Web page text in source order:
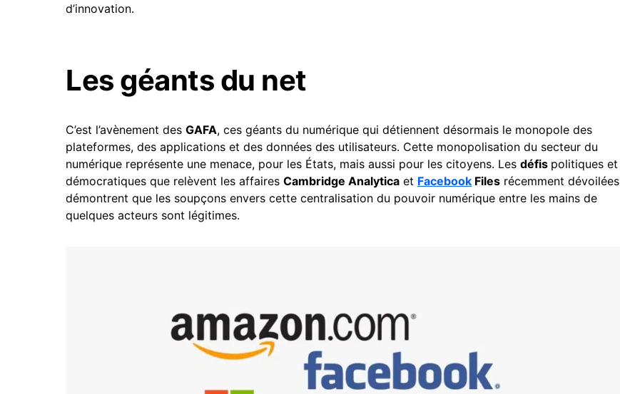
d’innovation.
Les géants du net
C’est l’avènement des GAFA, ces géants du numérique qui détiennent désormais le monopole des
plateformes, des applications et des données des utilisateurs. Cette monopolisation du secteur du
numérique représente une menace, pour les États, mais aussi pour les citoyens. Les défis politiques et
démocratiques que relèvent les affaires Cambridge Analytica et Facebook Files récemment dévoilées
démontrent que les soupçons envers cette centralisation du pouvoir numérique entre les mains de
quelques acteurs sont légitimes.